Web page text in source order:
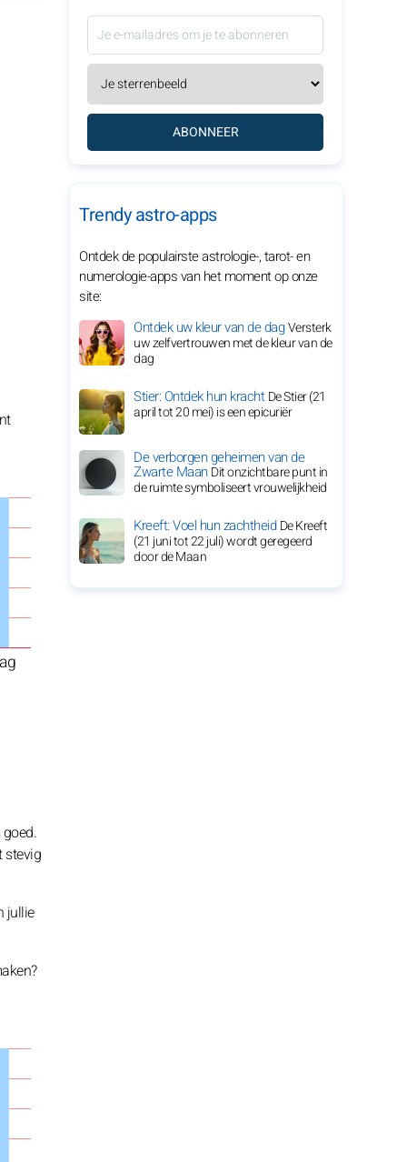
stevig
jullie
ABONNEER
Trendy astro-apps
Ontdek de populairste astrologie-, tarot- en
numerologie-apps van het moment op onze
site:
Ontdek uw kleur van de dagVersterk
uw zelfvertrouwen met de kleur van de
dag
Stier: Ontdek hun krachtDe Stier (21
april tot 20 mei) is een epicuriër
De verborgen geheimen van de
Zwarte MaanDit onzichtbare punt in
de ruimte symboliseert vrouwelijkheid
Kreeft: Voel hun zachtheidDe Kreeft
(21 juni tot 22 juli) wordt geregeerd
door de Maan